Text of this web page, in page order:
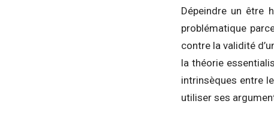
Dépeindre un être
problématique
contre la validité
la théorie
intrinsèques entre
utiliser ses